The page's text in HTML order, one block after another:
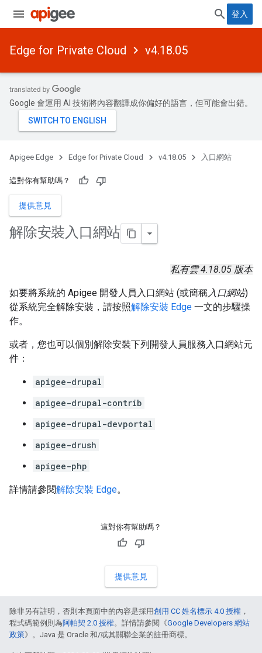
登入
Edge for Private Cloud v4.18.05
Google 會運用 AI 技術將內容翻譯成你偏好的語言，但可能會出錯。
Apigee Edge Edge for Private Cloud v4.18.05 入口網站
這對你有幫助嗎？
提供意見
解除安裝入口網站
私有雲 4.18.05 版本
如要將系統的 Apigee 開發人員入口網站 (或簡稱入口網站)
從系統完全解除安裝，請按照解除安裝 Edge 一文的步驟操
作。
或者，您也可以個別解除安裝下列開發人員服務入口網站元
件：
apigee-drupal
apigee-drupal-contrib
apigee-drupal-devportal
apigee-drush
apigee-php
詳情請參閱解除安裝 Edge。
這對你有幫助嗎？
提供意見
除非另有註明，否則本頁面中的內容是採用創用 CC 姓名標示 4.0 授權 ，
程式碼範例則為阿帕契 2.0 授權。詳情請參閱《Google Developers 網站
政策》。Java 是 Oracle 和/或其關聯企業的註冊商標。